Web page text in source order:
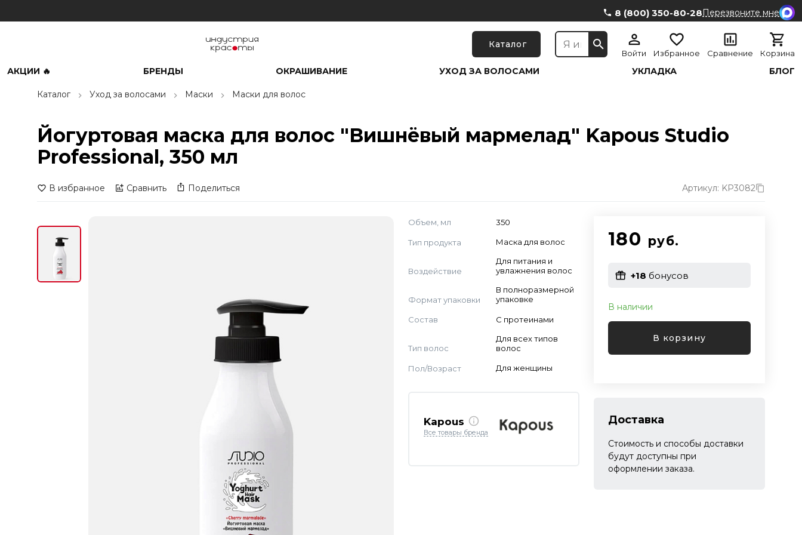
8 (800) 350-80-28Перезвоните мне
Каталог
Войти Избранное Сравнение Корзина
АКЦИИ 🔥 БРЕНДЫ ОКРАШИВАНИЕ УХОД ЗА ВОЛОСАМИ УКЛАДКА БЛОГ
Каталог Уход за волосами Маски Маски для волос
Йогуртовая маска для волос "Вишнёвый мармелад" Kapous Studio
Professional, 350 мл
В избранное Сравнить Поделиться Артикул: KP3082
Объем, мл 350
Тип продукта Маска для волос
Воздействие
Для питания и
увлажнения волос
Формат упаковки
В полноразмерной
упаковке
Состав С протеинами
Тип волос
Для всех типов
волос
Пол/Возраст Для женщины
Kapous
Все товары бренда
180 руб.
+18 бонусов
В наличии
В корзину
Доставка
Стоимость и способы доставки
будут доступны при
оформлении заказа.